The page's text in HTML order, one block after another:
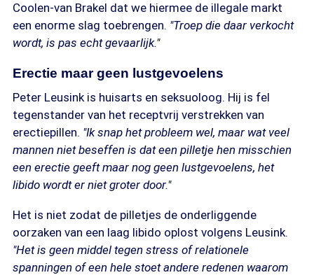
Coolen-van Brakel dat we hiermee de illegale markt
een enorme slag toebrengen. "Troep die daar verkocht
wordt, is pas echt gevaarlijk."
Erectie maar geen lustgevoelens
Peter Leusink is huisarts en seksuoloog. Hij is fel
tegenstander van het receptvrij verstrekken van
erectiepillen. "Ik snap het probleem wel, maar wat veel
mannen niet beseffen is dat een pilletje hen misschien
een erectie geeft maar nog geen lustgevoelens, het
libido wordt er niet groter door."
Het is niet zodat de pilletjes de onderliggende
oorzaken van een laag libido oplost volgens Leusink.
"Het is geen middel tegen stress of relationele
spanningen of een hele stoet andere redenen waarom